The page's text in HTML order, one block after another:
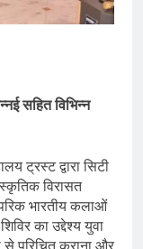
सहित विभिन्न
ट्रस्ट द्वारा सिटी
विरासत
भारतीय कलाओं
का उद्देश्य युवा
से परिचित कराना और